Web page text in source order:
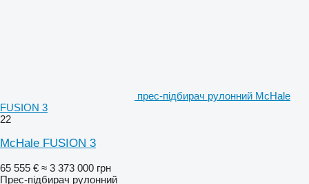
прес-підбирач рулонний McHale
FUSION 3
22
McHale FUSION 3
65 555 € ≈ 3 373 000 грн
Прес-підбирач рулонний